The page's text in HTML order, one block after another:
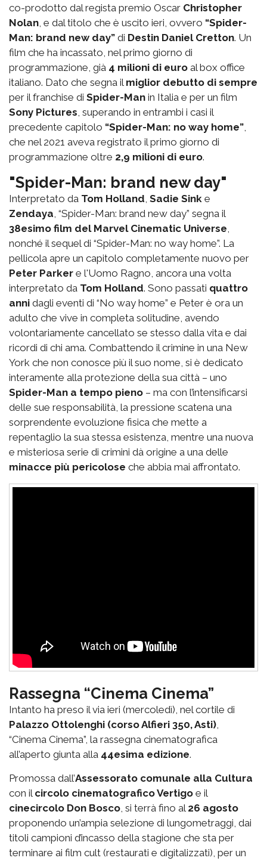
co-prodotto dal regista premio Oscar Christopher
Nolan, e dal titolo che è uscito ieri, ovvero “Spider-
Man: brand new day” di Destin Daniel Cretton. Un
film che ha incassato, nel primo giorno di
programmazione, già 4 milioni di euro al box office
italiano. Dato che segna il miglior debutto di sempre
per il franchise di Spider-Man in Italia e per un film
Sony Pictures, superando in entrambi i casi il
precedente capitolo “Spider-Man: no way home”,
che nel 2021 aveva registrato il primo giorno di
programmazione oltre 2,9 milioni di euro.
"Spider-Man: brand new day"
Interpretato da Tom Holland, Sadie Sink e
Zendaya, “Spider-Man: brand new day” segna il
38esimo film del Marvel Cinematic Universe,
nonché il sequel di “Spider-Man: no way home”. La
pellicola apre un capitolo completamente nuovo per
Peter Parker e l'Uomo Ragno, ancora una volta
interpretato da Tom Holland. Sono passati quattro
anni dagli eventi di “No way home” e Peter è ora un
adulto che vive in completa solitudine, avendo
volontariamente cancellato se stesso dalla vita e dai
ricordi di chi ama. Combattendo il crimine in una New
York che non conosce più il suo nome, si è dedicato
interamente alla protezione della sua città – uno
Spider-Man a tempo pieno – ma con l’intensificarsi
delle sue responsabilità, la pressione scatena una
sorprendente evoluzione fisica che mette a
repentaglio la sua stessa esistenza, mentre una nuova
e misteriosa serie di crimini dà origine a una delle
minacce più pericolose che abbia mai affrontato.
Rassegna “Cinema Cinema”
Intanto ha preso il via ieri (mercoledì), nel cortile di
Palazzo Ottolenghi (corso Alfieri 350, Asti),
“Cinema Cinema”, la rassegna cinematografica
all’aperto giunta alla 44esima edizione.
Promossa dall’Assessorato comunale alla Cultura
con il circolo cinematografico Vertigo e il
cinecircolo Don Bosco, si terrà fino al 26 agosto
proponendo un’ampia selezione di lungometraggi, dai
titoli campioni d’incasso della stagione che sta per
terminare ai film cult (restaurati e digitalizzati), per un